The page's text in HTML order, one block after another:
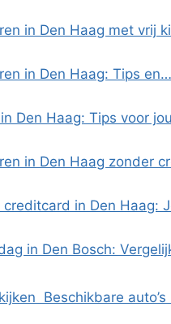
in Den Haag met vrij
in Den Haag: Tips en…
Den Haag: Tips voor
in Den Haag zonder
in Den Haag:
in Den Bosch:
Beschikbare